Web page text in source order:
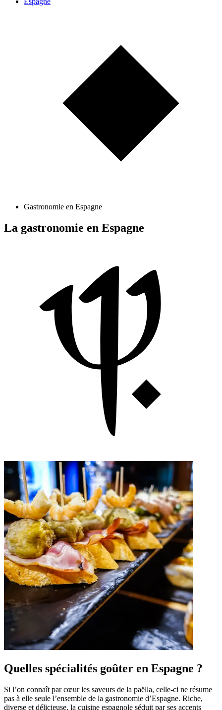
Gastronomie en Espagne
La gastronomie en Espagne
Quelles spécialités goûter en Espagne ?
Si l’on connaît par cœur les saveurs de la paëlla, celle-ci ne résume
pas à elle seule l’ensemble de la gastronomie d’Espagne. Riche,
diverse et délicieuse, la cuisine espagnole séduit par ses accents